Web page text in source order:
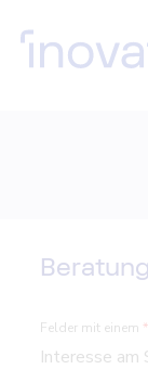
Felder mit einem *
Interesse am